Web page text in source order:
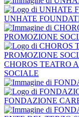
UNHATE
CHOROS TEATRO
SOCIALE
FONDAZIONE